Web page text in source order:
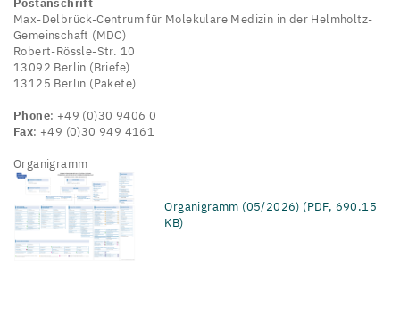
Postanschrift
Max-Delbrück-Centrum für Molekulare Medizin in der Helmholtz-
Gemeinschaft (MDC)
Robert-Rössle-Str. 10
13092 Berlin (Briefe)
13125 Berlin (Pakete)
Phone: +49 (0)30 9406 0
Fax: +49 (0)30 949 4161
Organigramm
Organigramm (05/2026) (PDF, 690.15
KB)